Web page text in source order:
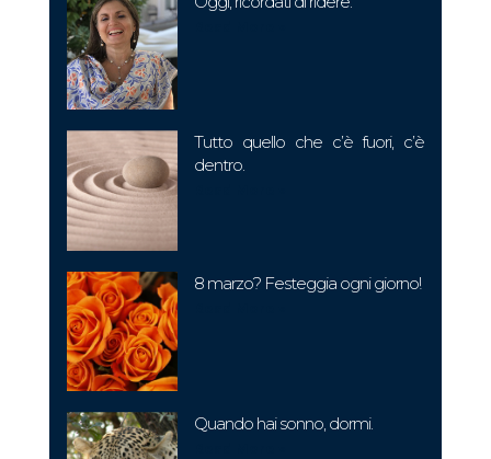
Tutto quello che c’è fuori, c’è
dentro.
8 marzo? Festeggia ogni giorno!
Quando hai sonno, dormi.